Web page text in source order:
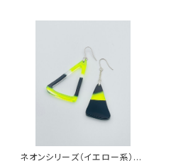
ネオンシリーズ（イエロー系）NY